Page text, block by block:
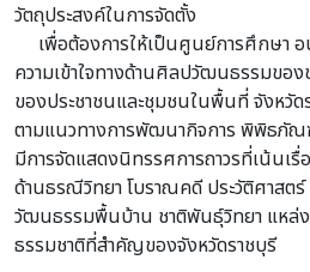
วัตถุประสงค์ในการจัดตั้ง
เพื่อต้องการให้เป็นศูนย์การศึกษา
ความเข้าใจทางด้านศิลปวัฒนธรรมขอ
ของประชาชนและชุมชนในพื้นที่ จังหวัด
ตามแนวทางการพัฒนากิจการ พิพิธภัณ
มีการจัดแสดงนิทรรศการถาวรที่เน้นเ
ด้านธรณีวิทยา โบราณคดี ประวัติศาสต
วัฒนธรรมพื้นบ้าน ชาติพันธุ์วิทยา แหล่
ธรรมชาติที่สำคัญของจังหวัดราชบุรี